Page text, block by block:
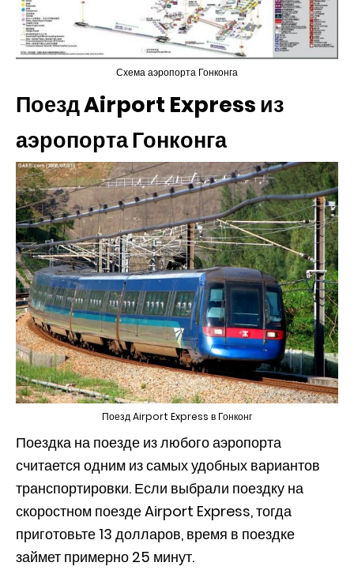
Схема аэропорта Гонконга
Поезд Airport Express из
аэропорта Гонконга
Поезд Airport Express в Гонконг
Поездка на поезде из любого аэропорта
считается одним из самых удобных вариантов
транспортировки. Если выбрали поездку на
скоростном поезде Airport Express, тогда
приготовьте 13 долларов, время в поездке
займет примерно 25 минут.